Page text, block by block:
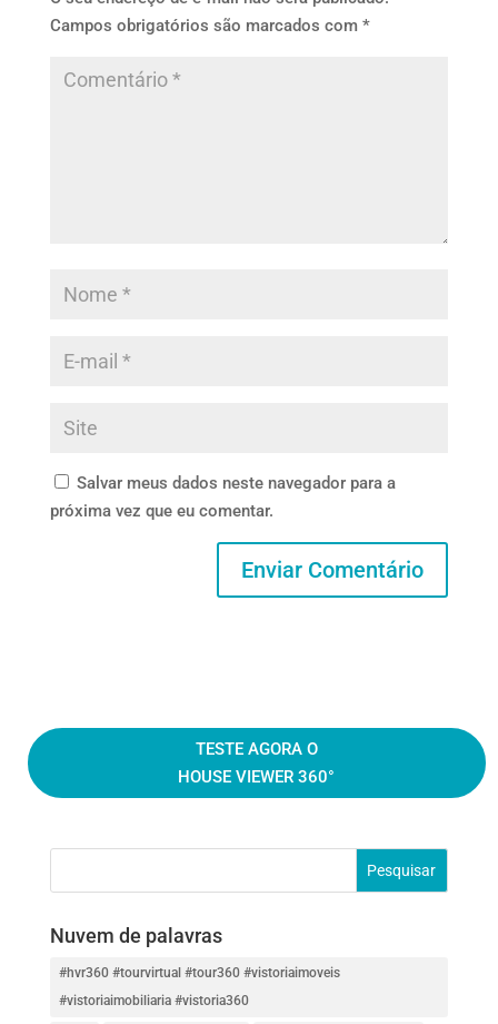
Campos obrigatórios são marcados com *
Salvar meus dados neste navegador para a
próxima vez que eu comentar.
TESTE AGORA O
HOUSE VIEWER 360°
Nuvem de palavras
#hvr360 #tourvirtual #tour360 #vistoriaimoveis
#vistoriaimobiliaria #vistoria360